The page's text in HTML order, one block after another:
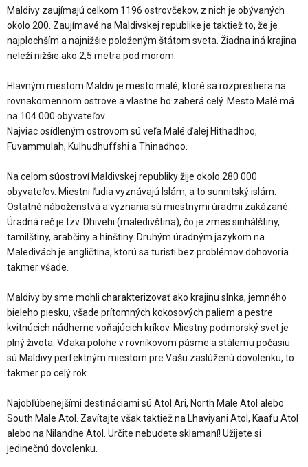
Maldivy zaujímajú celkom 1196 ostrovčekov, z nich je obývaných
okolo 200. Zaujímavé na Maldivskej republike je taktiež to, že je
najplochším a najnižšie položeným štátom sveta. Žiadna iná krajina
neleží nižšie ako 2,5 metra pod morom.
Hlavným mestom Maldiv je mesto malé, ktoré sa rozprestiera na
rovnakomennom ostrove a vlastne ho zaberá celý. Mesto Malé má
na 104 000 obyvateľov.
Najviac osídleným ostrovom sú veľa Malé ďalej Hithadhoo,
Fuvammulah, Kulhudhuffshi a Thinadhoo.
Na celom súostroví Maldivskej republiky žije okolo 280 000
obyvateľov. Miestni ľudia vyznávajú Islám, a to sunnitský islám.
Ostatné náboženstvá a vyznania sú miestnymi úradmi zakázané.
Úradná reč je tzv. Dhivehi (maledivština), čo je zmes sinhálštiny,
tamilštiny, arabčiny a hinštiny. Druhým úradným jazykom na
Maledivách je angličtina, ktorú sa turisti bez problémov dohovoria
takmer všade.
Maldivy by sme mohli charakterizovať ako krajinu slnka, jemného
bieleho piesku, všade prítomných kokosových paliem a pestre
kvitnúcich nádherne voňajúcich kríkov. Miestny podmorský svet je
plný života. Vďaka polohe v rovníkovom pásme a stálemu počasiu
sú Maldivy perfektným miestom pre Vašu zaslúženú dovolenku, to
takmer po celý rok.
Najobľúbenejšími destináciami sú Atol Ari, North Male Atol alebo
South Male Atol. Zavítajte však taktiež na Lhaviyani Atol, Kaafu Atol
alebo na Nilandhe Atol. Určite nebudete sklamaní! Užijete si
jedinečnú dovolenku.